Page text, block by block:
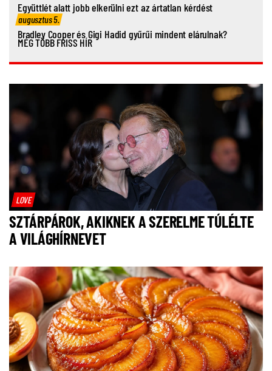
Együttlét alatt jobb elkerülni ezt az ártatlan kérdést
augusztus 5.
Bradley Cooper és Gigi Hadid gyűrűi mindent elárulnak?
MÉG TÖBB FRISS HÍR
LOVE
SZTÁRPÁROK, AKIKNEK A SZERELME TÚLÉLTE
A VILÁGHÍRNEVET